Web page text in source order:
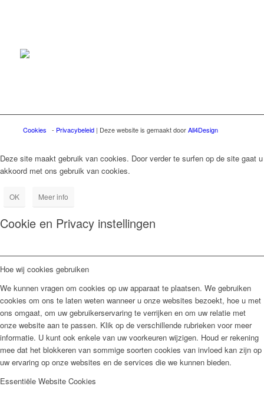
Cookies - Privacybeleid| Deze website is gemaakt doorAll4Design
Deze site maakt gebruik van cookies. Door verder te surfen op de site gaat u
akkoord met ons gebruik van cookies.
OK Meer info
Cookie en Privacy instellingen
Hoe wij cookies gebruiken
We kunnen vragen om cookies op uw apparaat te plaatsen. We gebruiken
cookies om ons te laten weten wanneer u onze websites bezoekt, hoe u met
ons omgaat, om uw gebruikerservaring te verrijken en om uw relatie met
onze website aan te passen. Klik op de verschillende rubrieken voor meer
informatie. U kunt ook enkele van uw voorkeuren wijzigen. Houd er rekening
mee dat het blokkeren van sommige soorten cookies van invloed kan zijn op
uw ervaring op onze websites en de services die we kunnen bieden.
Essentiële Website Cookies